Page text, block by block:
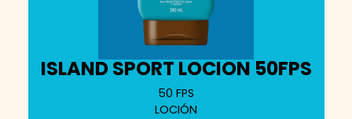
ISLAND SPORT LOCION 50FPS
50 FPS
LOCIÓN